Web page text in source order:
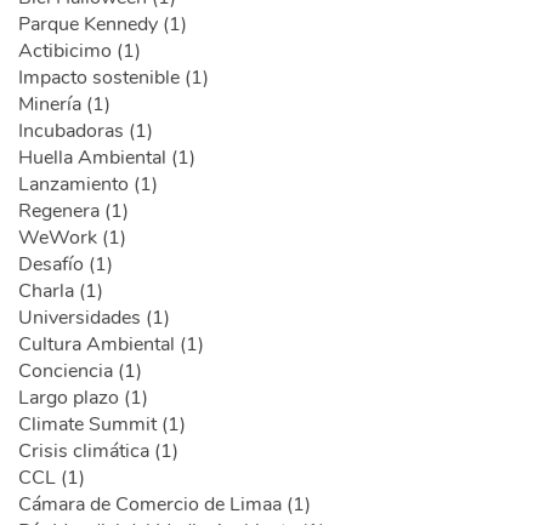
Parque Kennedy (1)
Actibicimo (1)
Impacto sostenible (1)
Minería (1)
Incubadoras (1)
Huella Ambiental (1)
Lanzamiento (1)
Regenera (1)
WeWork (1)
Desafío (1)
Charla (1)
Universidades (1)
Cultura Ambiental (1)
Conciencia (1)
Largo plazo (1)
Climate Summit (1)
Crisis climática (1)
CCL (1)
Cámara de Comercio de Limaa (1)